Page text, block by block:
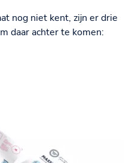
nog niet kent, zijn er drie
daar achter te komen: